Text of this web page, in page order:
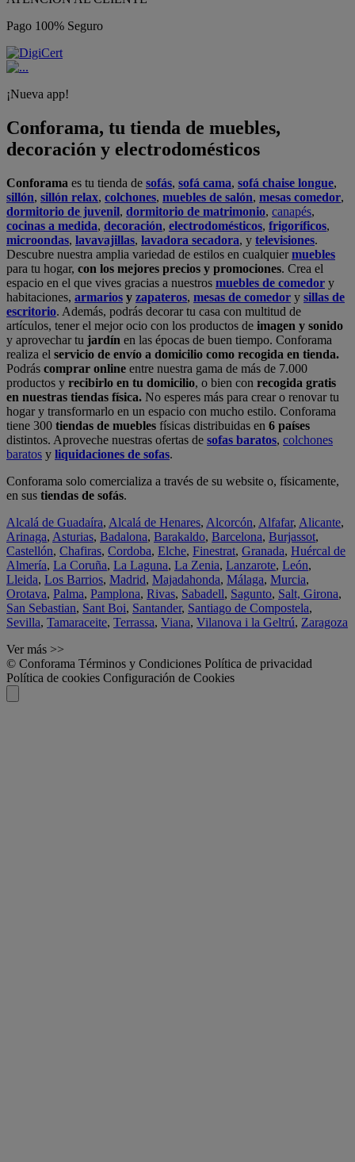
Pago 100% Seguro
¡Nueva app!
Conforama, tu tienda de muebles,
decoración y electrodomésticos
Conforama es tu tienda de sofás, sofá cama, sofá chaise longue,
sillón, sillón relax, colchones, muebles de salón, mesas comedor,
dormitorio de juvenil, dormitorio de matrimonio, canapés,
cocinas a medida, decoración, electrodomésticos, frigoríficos,
microondas, lavavajillas, lavadora secadora, y televisiones.
Descubre nuestra amplia variedad de estilos en cualquiermuebles
para tu hogar, con los mejores precios y promociones. Crea el
espacio en el que vives gracias a nuestros muebles de comedor y
habitaciones, armarios y zapateros, mesas de comedor y sillas de
escritorio. Además, podrás decorar tu casa con multitud de
artículos, tener el mejor ocio con los productos de imagen y sonido
y aprovechar tu jardín en las épocas de buen tiempo. Conforama
realiza el servicio de envío a domicilio como recogida en tienda.
Podrás comprar online entre nuestra gama de más de 7.000
productos y recibirlo en tu domicilio, o bien con recogida gratis
en nuestras tiendas física. No esperes más para crear o renovar tu
hogar y transformarlo en un espacio con mucho estilo. Conforama
tiene 300 tiendas de muebles físicas distribuidas en 6 países
distintos. Aproveche nuestras ofertas de sofas baratos, colchones
baratos y liquidaciones de sofas.
Conforama solo comercializa a través de su website o, físicamente,
en sus tiendas de sofás.
Alcalá de Guadaíra, Alcalá de Henares, Alcorcón, Alfafar, Alicante,
Arinaga, Asturias, Badalona, Barakaldo, Barcelona, Burjassot,
Castellón, Chafiras, Cordoba, Elche, Finestrat, Granada, Huércal de
Almería, La Coruña, La Laguna, La Zenia, Lanzarote, León,
Lleida, Los Barrios, Madrid, Majadahonda, Málaga, Murcia,
Orotava, Palma, Pamplona, Rivas, Sabadell, Sagunto, Salt, Girona,
San Sebastian, Sant Boi, Santander, Santiago de Compostela,
Sevilla, Tamaraceite, Terrassa, Viana, Vilanova i la Geltrú, Zaragoza
Ver más >>
© Conforama Términos y Condiciones Política de privacidad
Política de cookies Configuración de Cookies